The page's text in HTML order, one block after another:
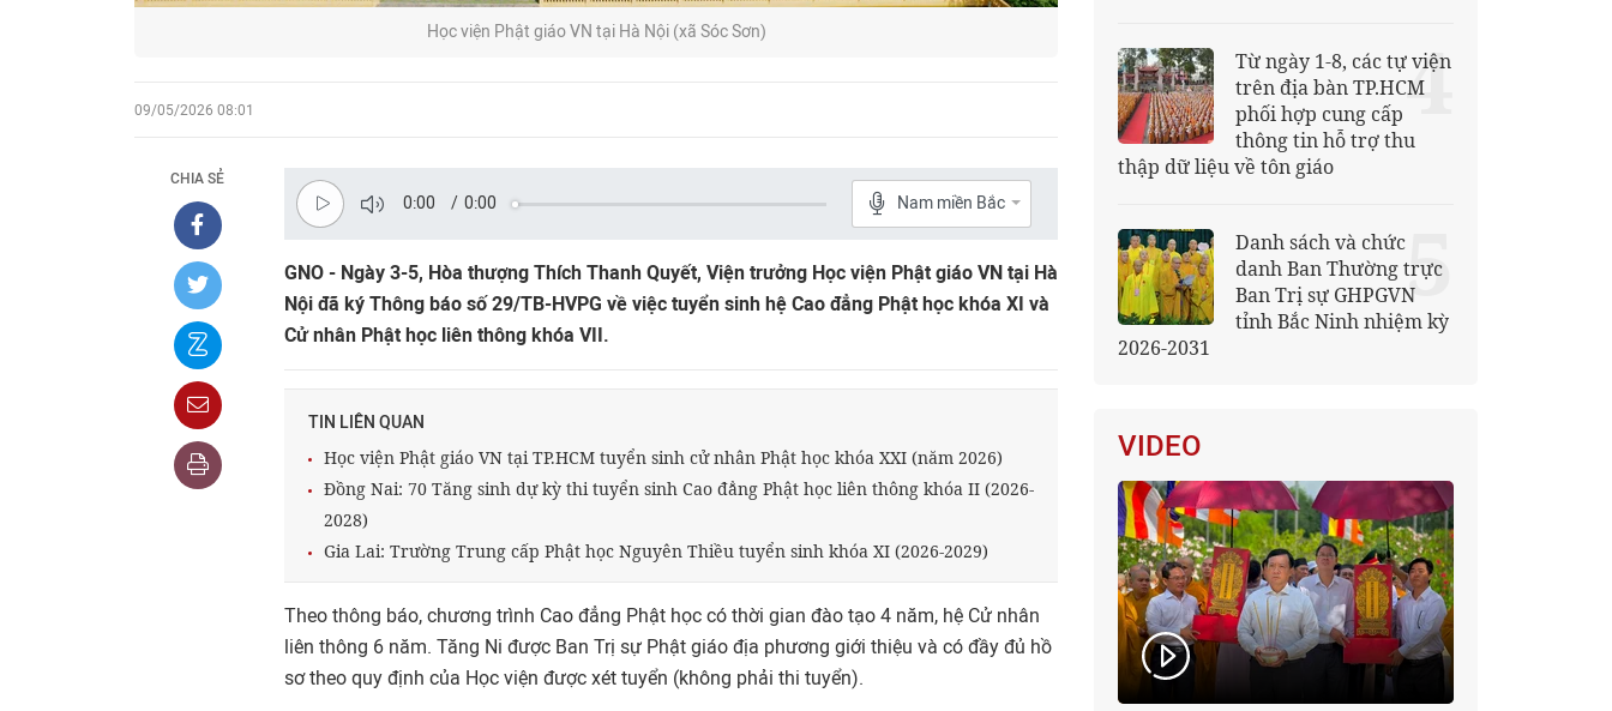
Học viện Phật giáo VN tại Hà Nội (xã Sóc Sơn)
09/05/2026 08:01
CHIA SẺ
0:00 / 0:00 Nam miền Bắc
GNO - Ngày 3-5, Hòa thượng Thích Thanh Quyết, Viện trưởng Học viện Phật giáo VN tại Hà
Nội đã ký Thông báo số 29/TB-HVPG về việc tuyển sinh hệ Cao đẳng Phật học khóa XI và
Cử nhân Phật học liên thông khóa VII.
TIN LIÊN QUAN
Học viện Phật giáo VN tại TP.HCM tuyển sinh cử nhân Phật học khóa XXI (năm 2026)
Đồng Nai: 70 Tăng sinh dự kỳ thi tuyển sinh Cao đẳng Phật học liên thông khóa II (2026-
2028)
Gia Lai: Trường Trung cấp Phật học Nguyên Thiều tuyển sinh khóa XI (2026-2029)
Theo thông báo, chương trình Cao đẳng Phật học có thời gian đào tạo 4 năm, hệ Cử nhân
liên thông 6 năm. Tăng Ni được Ban Trị sự Phật giáo địa phương giới thiệu và có đầy đủ hồ
sơ theo quy định của Học viện được xét tuyển (không phải thi tuyển).
Từ ngày 1-8, các tự viện
trên địa bàn TP.HCM
phối hợp cung cấp
thông tin hỗ trợ thu
thập dữ liệu về tôn giáo
4
Danh sách và chức
danh Ban Thường trực
Ban Trị sự GHPGVN
tỉnh Bắc Ninh nhiệm kỳ
2026-2031
5
VIDEO